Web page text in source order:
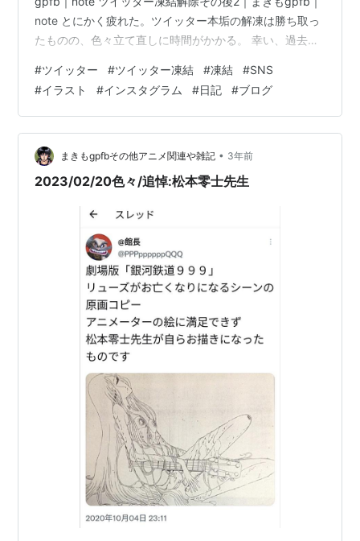
note とにかく疲れた。ツイッター本垢の解凍は勝ち取っ
たものの、色々立て直しに時間がかかる。 幸い、過去に
やりくりしている。 それにしても、ネットで色々やって
きたせいか、絵も文も大量に蓄積があり、そこは自分を
褒めてやりたい。 ツイッター凍結の副産物として、自分
から欲しい情報を取りに行く時間が増えた。ツイッター
で口を開けて情報を待つ時代はおしまいだ、私は自分で
好きなものの情報を…
#ツイッター #ツイッター凍結 #凍結 #SNS
#イラスト #インスタグラム #日記 #ブログ
まきもgpfbその他アニメ関連や雑記 • 3年前
2023/02/20色々/追悼:松本零士先生